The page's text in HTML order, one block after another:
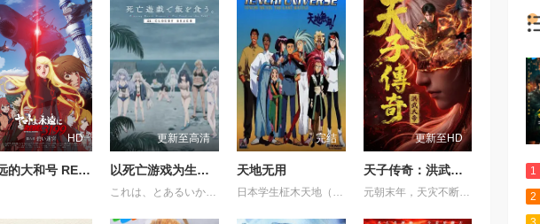
HD
永远的大和号 REBEL3199 第六章 碧蓝迷宫
更新至高清
以死亡游戏为生。44:CLOUDY BEACH
これは、とあるいかれた世界の話。 プレイヤーネーム 幽鬼 職業 殺人ゲームのプロフェッショナル。 プレイヤーの生存率が極端に減少するジンクス 三十の壁 を乗り越え、 幽鬼は歩き続ける。 死が隣り合わせのゲーム。続いて挑むは絶海の孤島。 そこに集められたのは8人のプレイヤー。幽鬼が見知った熟練者も、 中にはいた。 ゲーム クラウディビーチ 。 壁を越えた先には、壁を越えた人しかいない。 彼女は今日も、死亡遊戯で飯を食う。
完结
天地无用
更新至HD
天子传奇：洪武大帝
元朝末年，天灾不断，乱世动荡，汉人饱受异族压迫，天下苍生苦盼明主。上古神器天翔五灵突然现世，江湖传言 “得五灵者，得天下”。一时间，明教、白莲教等武林势力纷纷出动，争夺至宝。大元朝廷为稳固江山，派出精锐铁骑十三翼，一面残酷镇压反元义军，一面全力追查五灵下落。就在这风雨飘摇的乱世之中，一代新天子悄然崛起，一场席卷天下、改写王朝命运的夺鼎争霸，就此拉开序幕。
1
2